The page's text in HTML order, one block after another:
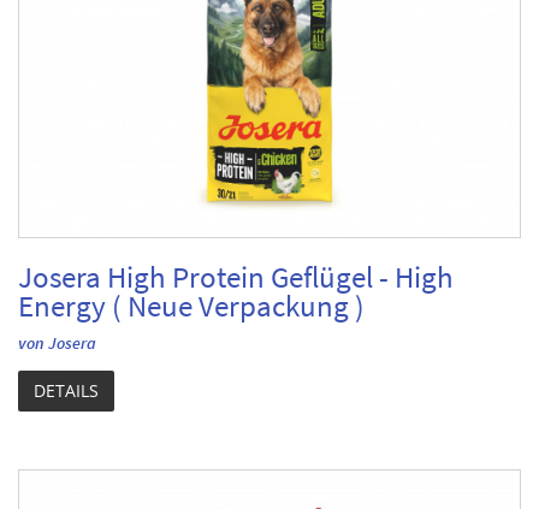
Josera High Protein Geflügel - High
Energy ( Neue Verpackung )
von Josera
DETAILS